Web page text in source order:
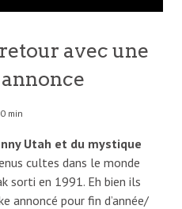
avec une
min
Utah et du mystique
cultes dans le monde
sorti en 1991. Eh bien ils
annoncé pour fin d’année/